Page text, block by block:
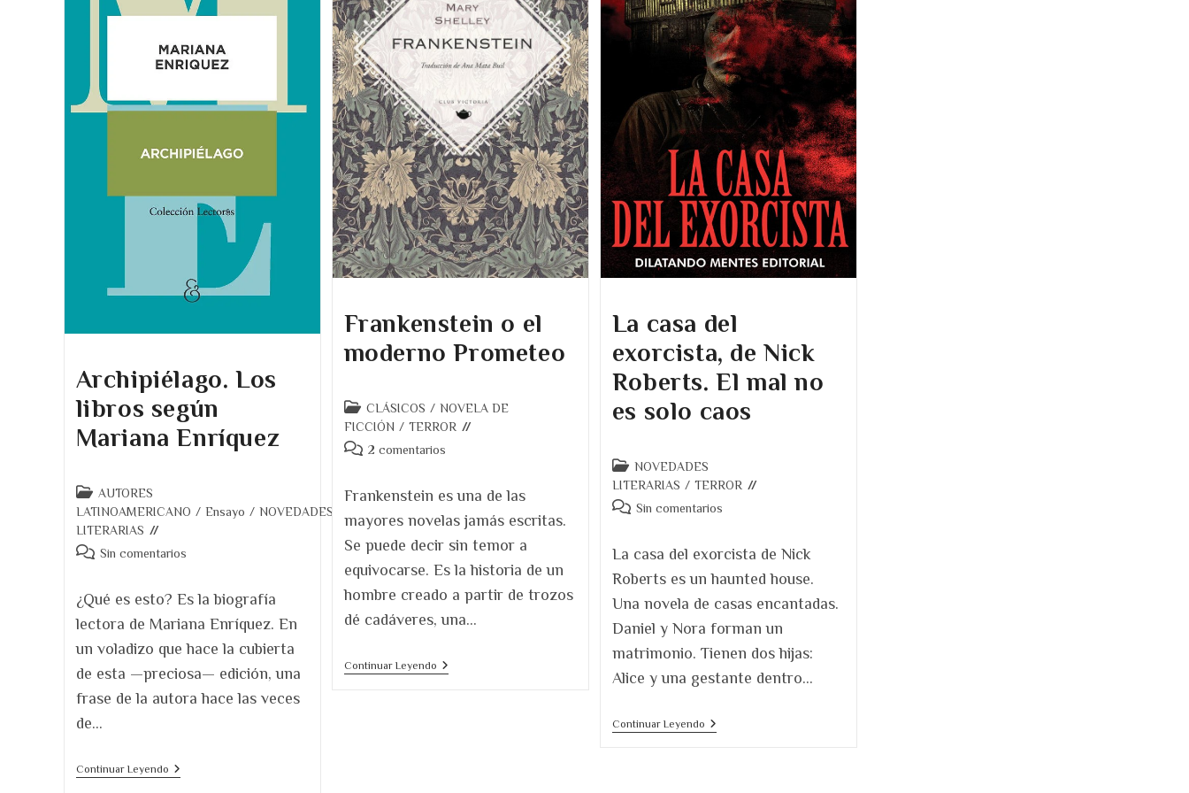
Archipiélago. Los
libros según
Mariana Enríquez
Categoría
de
la
entrada:
AUTORES
LATINOAMERICANO / Ensayo / NOVEDADES
LITERARIAS
Comentarios
entrada:
Sin comentarios
¿Qué es esto? Es la biografía
lectora de Mariana Enríquez. En
un voladizo que hace la cubierta
de esta —preciosa— edición, una
frase de la autora hace las veces
de…
Continuar LeyendoArchipiélago.
Frankenstein o el
moderno Prometeo
Categoría
de
la
CLÁSICOS / NOVELA DE
FICCIÓN / TERROR
Comentarios
entrada:
2 comentarios
Frankenstein es una de las
mayores novelas jamás escritas.
Se puede decir sin temor a
equivocarse. Es la historia de un
hombre creado a partir de trozos
dé cadáveres, una…
Continuar LeyendoFrankenstein
La casa del
exorcista, de Nick
Roberts. El mal no
es solo caos
Categoría
de
la
NOVEDADES
LITERARIAS / TERROR
Comentarios
entrada:
Sin comentarios
La casa del exorcista de Nick
Roberts es un haunted house.
Una novela de casas encantadas.
Daniel y Nora forman un
matrimonio. Tienen dos hijas:
Alice y una gestante dentro…
Continuar LeyendoLa